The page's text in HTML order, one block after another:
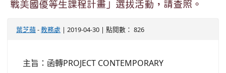
戰美國優等生課程計畫」選拔活動，請查照。
葉芝蘋 -教務處 | 2019-04-30 | 點閱數： 826
主旨：函轉PROJECT CONTEMPORARY